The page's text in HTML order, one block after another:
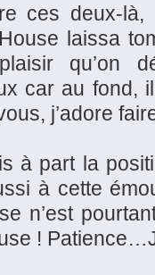
ces deux-
laissa
qu’on
car au fond,
j’adore
à part la
à cette
n’est
!